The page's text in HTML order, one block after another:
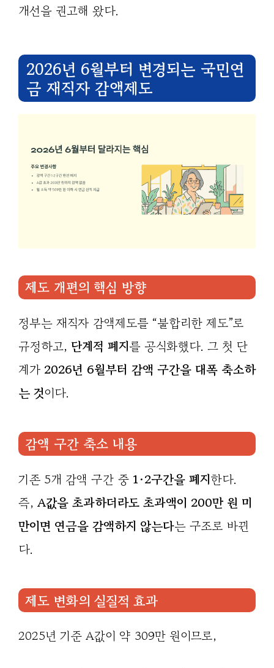
개선을 권고해 왔다.
2026년 6월부터 변경되는 국민연
금 재직자 감액제도
제도 개편의 핵심 방향
정부는 재직자 감액제도를 “불합리한 제도”로
규정하고, 단계적 폐지를 공식화했다. 그 첫 단
계가 2026년 6월부터 감액 구간을 대폭 축소하
는 것이다.
감액 구간 축소 내용
기존 5개 감액 구간 중 1·2구간을 폐지한다.
즉, A값을 초과하더라도 초과액이 200만 원 미
만이면 연금을 감액하지 않는다는 구조로 바뀐
다.
제도 변화의 실질적 효과
2025년 기준 A값이 약 309만 원이므로,